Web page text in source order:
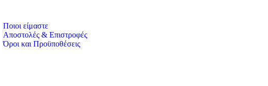
Ποιοι είμαστε
Αποστολές & Επιστροφές
Όροι και Προϋποθέσεις